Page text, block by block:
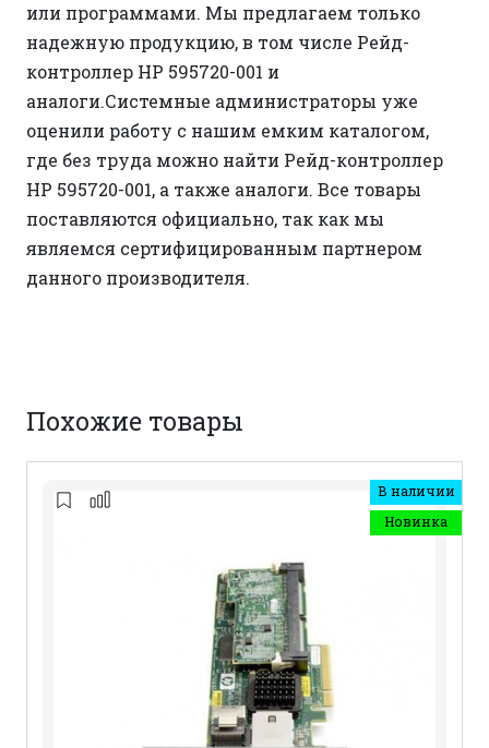
или программами. Мы предлагаем только
надежную продукцию, в том числе Рейд-
контроллер HP 595720-001 и
аналоги.Системные администраторы уже
оценили работу с нашим емким каталогом,
где без труда можно найти Рейд-контроллер
HP 595720-001, а также аналоги. Все товары
поставляются официально, так как мы
являемся сертифицированным партнером
данного производителя.
Похожие товары
В наличии
Новинка